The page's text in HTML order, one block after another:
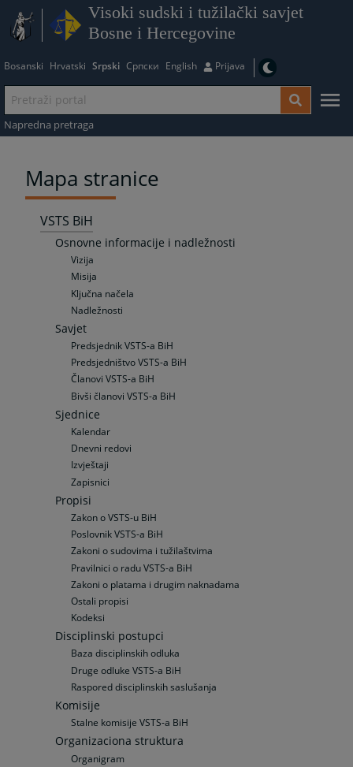
Visoki sudski i tužilački savjet
Bosne i Hercegovine
Bosanski Hrvatski Srpski Српски English Prijava
Napredna pretraga
Mapa stranice
VSTS BiH
Osnovne informacije i nadležnosti
Vizija
Misija
Ključna načela
Nadležnosti
Savjet
Predsjednik VSTS-a BiH
Predsjedništvo VSTS-a BiH
Članovi VSTS-a BiH
Bivši članovi VSTS-a BiH
Sjednice
Kalendar
Dnevni redovi
Izvještaji
Zapisnici
Propisi
Zakon o VSTS-u BiH
Poslovnik VSTS-a BiH
Zakoni o sudovima i tužilaštvima
Pravilnici o radu VSTS-a BiH
Zakoni o platama i drugim naknadama
Ostali propisi
Kodeksi
Disciplinski postupci
Baza disciplinskih odluka
Druge odluke VSTS-a BiH
Raspored disciplinskih saslušanja
Komisije
Stalne komisije VSTS-a BiH
Organizaciona struktura
Organigram